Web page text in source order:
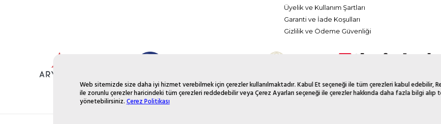
Web sitemizde size daha iyi hizmet verebilmek için çerezler kullanılmaktadır. Kabul Et seçeneği ile tüm çerezleri kabul edebilir,
ile zorunlu çerezler haricindeki tüm çerezleri reddedebilir veya Çerez Ayarları seçeneği ile çerezler hakkında daha fazla bilgi alıp
yönetebilirsiniz.Çerez Politikası
Üyelik ve Kullanım Şartları
Garanti ve İade Koşulları
Gizlilik ve Ödeme Güvenliği